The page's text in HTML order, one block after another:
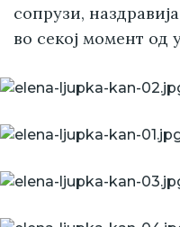
сопрузи,
во секој момент од